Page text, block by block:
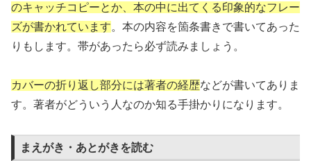
のキャッチコピーとか、本の中に出てくる印象的なフレー
ズが書かれています。本の内容を箇条書きで書いてあった
りもします。帯があったら必ず読みましょう。
カバーの折り返し部分には著者の経歴などが書いてありま
す。著者がどういう人なのか知る手掛かりになります。
まえがき・あとがきを読む